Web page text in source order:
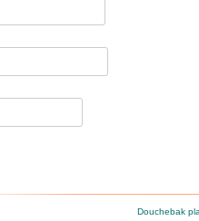
Douchebak